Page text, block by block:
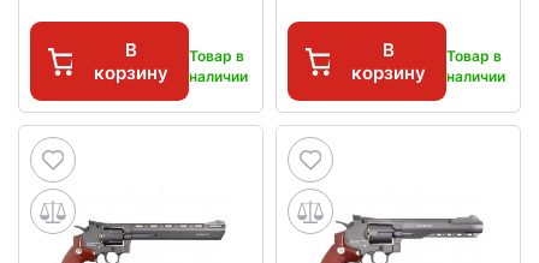
В
корзину
Товар в
наличии
В
корзину
Товар в
наличии